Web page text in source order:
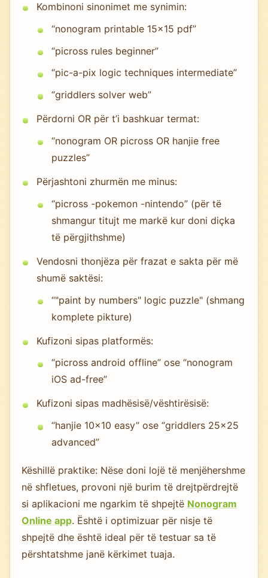
Kombinoni sinonimet me synimin:
“nonogram printable 15x15 pdf”
“picross rules beginner”
“pic-a-pix logic techniques intermediate”
“griddlers solver web”
Përdorni OR për t’i bashkuar termat:
“nonogram OR picross OR hanjie free
puzzles”
Përjashtoni zhurmën me minus:
“picross -pokemon -nintendo” (për të
shmangur titujt me markë kur doni diçka
të përgjithshme)
Vendosni thonjëza për frazat e sakta për më
shumë saktësi:
“"paint by numbers" logic puzzle" (shmang
komplete pikture)
Kufizoni sipas platformës:
“picross android offline” ose “nonogram
iOS ad-free”
Kufizoni sipas madhësisë/vështirësisë:
“hanjie 10x10 easy” ose “griddlers 25x25
advanced”
Këshillë praktike: Nëse doni lojë të menjëhershme
në shfletues, provoni një burim të drejtpërdrejtë
si aplikacioni me ngarkim të shpejtë Nonogram
Online app. Është i optimizuar për nisje të
shpejtë dhe është ideal për të testuar sa të
përshtatshme janë kërkimet tuaja.